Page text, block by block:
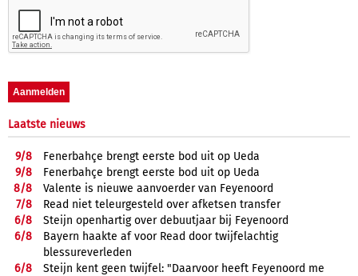
Laatste nieuws
9/8
Fenerbahçe brengt eerste bod uit op Ueda
9/8
Fenerbahçe brengt eerste bod uit op Ueda
8/8
Valente is nieuwe aanvoerder van Feyenoord
7/8
Read niet teleurgesteld over afketsen transfer
6/8
Steijn openhartig over debuutjaar bij Feyenoord
6/8
Bayern haakte af voor Read door twijfelachtig
blessureverleden
6/8
Steijn kent geen twijfel: "Daarvoor heeft Feyenoord me